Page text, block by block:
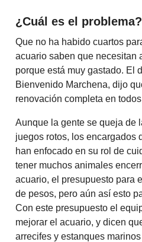
¿Cuál es el problema?
Que no ha habido cuartos
acuario saben que necesitan
porque está muy gastado. El
Bienvenido Marchena, dijo
renovación completa en
Aunque la gente se queja de
juegos rotos, los encargados
han enfocado en su rol de
tener muchos animales
acuario, el presupuesto para
de pesos, pero aún así esto
Con este presupuesto el
mejorar el acuario, y dicen
arrecifes y estanques